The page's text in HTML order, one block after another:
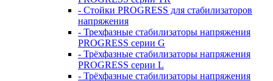
- Стойки PROGRESS для стабилизаторов
напряжения
- Трехфазные стабилизаторы напряжения
PROGRESS серии G
- Трёхфазные стабилизаторы напряжения
PROGRESS серии L
- Трёхфазные стабилизаторы напряжения